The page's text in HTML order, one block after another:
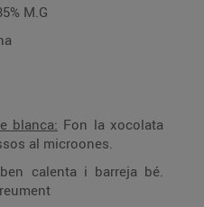
M.G
blanca: Fon la xocolata
al microones.
calenta i barreja bé.